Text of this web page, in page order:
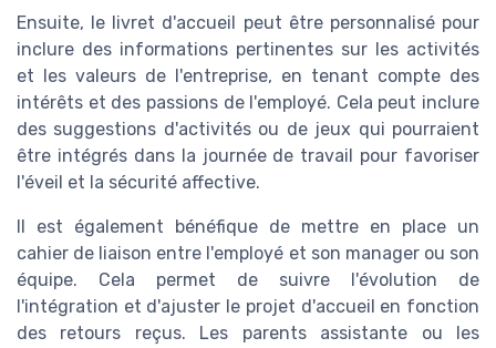
Ensuite, le livret d'accueil peut être personnalisé pour
inclure des informations pertinentes sur les activités
et les valeurs de l'entreprise, en tenant compte des
intérêts et des passions de l'employé. Cela peut inclure
des suggestions d'activités ou de jeux qui pourraient
être intégrés dans la journée de travail pour favoriser
l'éveil et la sécurité affective.
Il est également bénéfique de mettre en place un
cahier de liaison entre l'employé et son manager ou son
équipe. Cela permet de suivre l'évolution de
l'intégration et d'ajuster le projet d'accueil en fonction
des retours reçus. Les parents assistante ou les